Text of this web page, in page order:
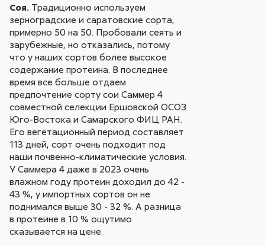
Соя. Традиционно используем
зерноградские и саратовские сорта,
примерно 50 на 50. Пробовали сеять и
зарубежные, но отказались, потому
что у наших сортов более высокое
содержание протеина. В последнее
время все больше отдаем
предпочтение сорту сои Саммер 4
совместной селекции Ершовской ОСОЗ
Юго-Востока и Самарского ФИЦ РАН.
Его вегетационный период составляет
113 дней, сорт очень подходит под
наши почвенно-климатические условия.
У Саммера 4 даже в 2023 очень
влажном году протеин доходил до 42 -
43 %, у импортных сортов он не
поднимался выше 30 - 32 %. А разница
в протеине в 10 % ощутимо
сказывается на цене.